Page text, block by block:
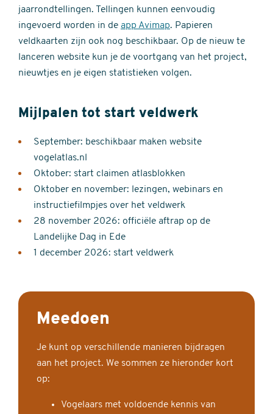
jaarrondtellingen. Tellingen kunnen eenvoudig
ingevoerd worden in de app Avimap. Papieren
veldkaarten zijn ook nog beschikbaar. Op de nieuw te
lanceren website kun je de voortgang van het project,
nieuwtjes en je eigen statistieken volgen.
Mijlpalen tot start veldwerk
September: beschikbaar maken website
vogelatlas.nl
Oktober: start claimen atlasblokken
Oktober en november: lezingen, webinars en
instructiefilmpjes over het veldwerk
28 november 2026: officiële aftrap op de
Landelijke Dag in Ede
1 december 2026: start veldwerk
Meedoen
Je kunt op verschillende manieren bijdragen
aan het project. We sommen ze hieronder kort
op:
Vogelaars met voldoende kennis van